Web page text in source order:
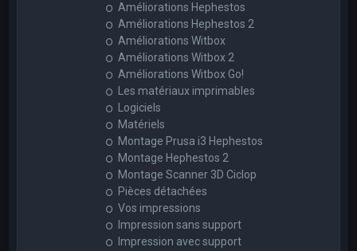
Améliorations Hephestos
Améliorations Hephestos 2
Améliorations Witbox
Améliorations Witbox 2
Améliorations Witbox Go!
Les matériaux imprimables
Logiciels
Matériels
Montage Prusa i3 Hephestos
Montage Hephestos 2
Montage Scanner 3D Ciclop
Pièces détachées
Vos impressions
Impression sans support
Impression avec support